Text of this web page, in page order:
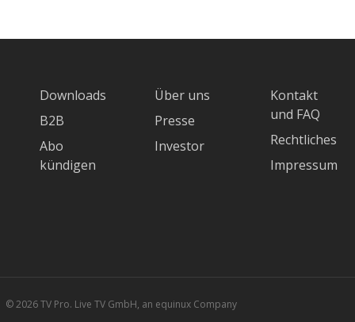
Downloads
B2B
Abo
kündigen
Über uns
Presse
Investor
Kontakt
und FAQ
Rechtliches
Impressum
© 2026 TV Pro. Live TV GmbH, an equinux Company